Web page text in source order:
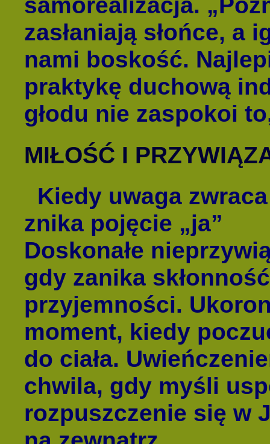
zasłaniają słońce, a
nami boskość.
praktykę duchową
głodu nie zaspokoi
MIŁOŚĆ I
Kiedy uwaga
znika pojęcie „ja”
Doskonałe
gdy zanika
przyjemności.
moment, kiedy
do ciała.
chwila, gdy myśli
rozpuszczenie się w